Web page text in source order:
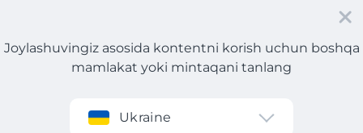
Roʻyxatdan oʻtish
Joylashuvingiz asosida kontentni korish uchun boshqa
mamlakat yoki mintaqani tanlang
Ukraine
CALY DLA MAMY